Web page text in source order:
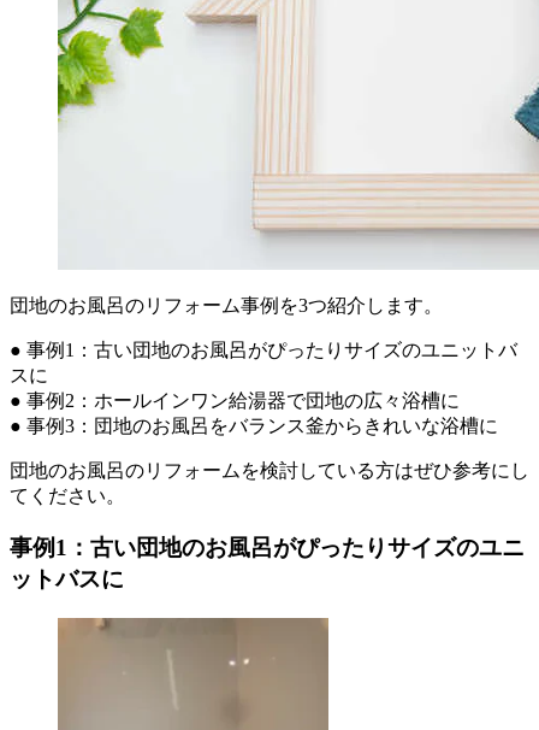
団地のお風呂のリフォーム事例を3つ紹介します。
● 事例1：古い団地のお風呂がぴったりサイズのユニットバ
スに
● 事例2：ホールインワン給湯器で団地の広々浴槽に
● 事例3：団地のお風呂をバランス釜からきれいな浴槽に
団地のお風呂のリフォームを検討している方はぜひ参考にし
てください。
事例1：古い団地のお風呂がぴったりサイズのユニ
ットバスに